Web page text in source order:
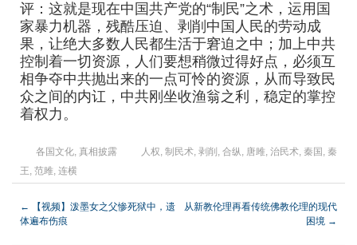
评：这就是现在中国共产党的“制民”之术，运用国
家暴力机器，残酷压迫、剥削中国人民的劳动成
果，让绝大多数人民都生活于窘迫之中；加上中共
控制着一切资源，人们要想稍微过得好点，必须互
相争夺中共抛出来的一点可怜的资源，从而导致民
众之间的内讧，中共刚坐收渔翁之利，稳定的掌控
着权力。
各国文化, 真相披露 人权, 制民术, 剥削 , 合纵, 唐雎, 治民术, 秦国 , 秦
王, 范雎, 连横
←
【视频】泼墨女之父惨死狱中，遗
体遍布伤痕
从新教伦理再看传统佛教伦理的现代
困境 →